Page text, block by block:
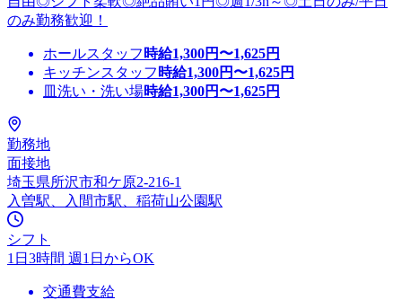
のみ勤務歓迎！
ホールスタッフ 時給1,300円〜1,625円
キッチンスタッフ 時給1,300円〜1,625円
皿洗い・洗い場時給1,300円〜1,625円
勤務地
面接地
埼玉県所沢市和ケ原2‐216‐1
入曽駅、入間市駅、稲荷山公園駅
シフト
1日3時間 週1日からOK
交通費支給